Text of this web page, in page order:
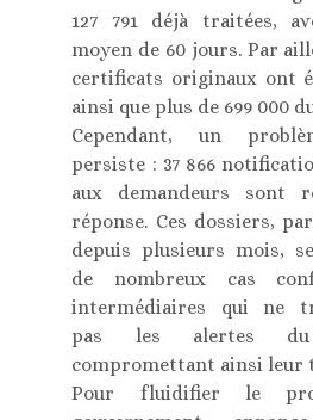
127 791 déjà traitées,
moyen de 60 jours. Par
certificats originaux ont
ainsi que plus de 699 000
Cependant, un
persiste : 37 866
aux demandeurs sont
réponse. Ces dossiers,
depuis plusieurs mois,
de nombreux cas
intermédiaires qui ne
pas les alertes du
compromettant ainsi leur
Pour fluidifier le